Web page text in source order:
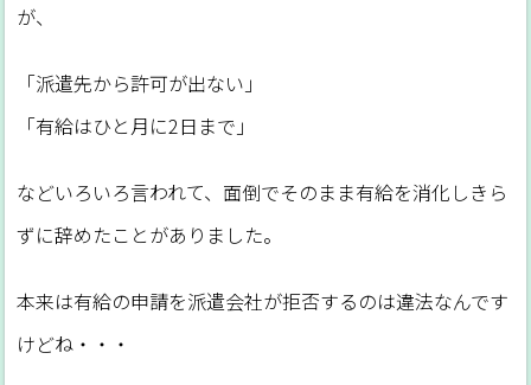
が、
「派遣先から許可が出ない」
「有給はひと月に2日まで」
などいろいろ言われて、面倒でそのまま有給を消化しきら
ずに辞めたことがありました。
本来は有給の申請を派遣会社が拒否するのは違法なんです
けどね・・・